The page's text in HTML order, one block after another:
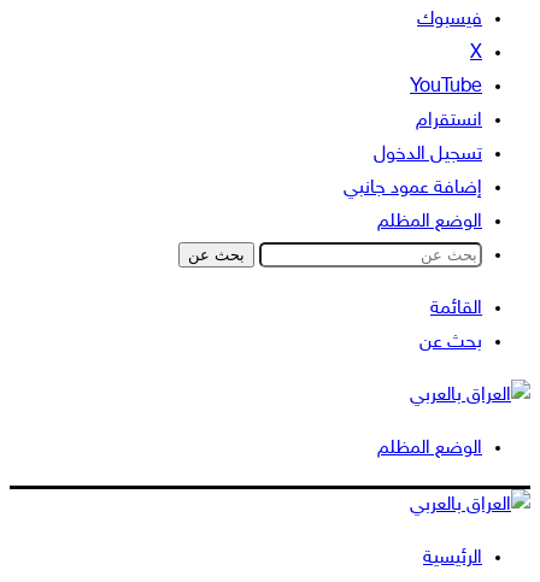
فيسبوك
‫X
‫YouTube
انستقرام
تسجيل الدخول
إضافة عمود جانبي
الوضع المظلم
بحث عن
القائمة
بحث عن
الوضع المظلم
الرئيسية